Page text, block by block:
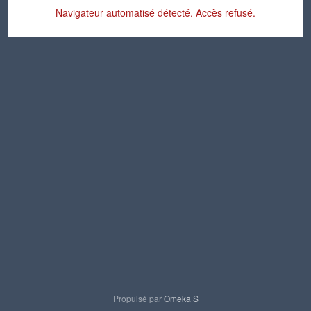
Navigateur automatisé détecté. Accès refusé.
Propulsé parOmeka S